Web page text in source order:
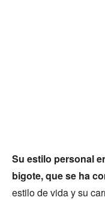
Su estilo personal
bigote, que se ha
estilo de vida y su